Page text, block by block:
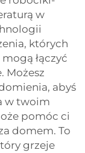
w
których
łączyć
Możesz
abyś
w twoim
pomóc ci
domem. To
grzeje